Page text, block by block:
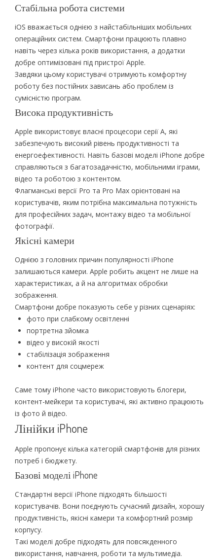
Стабільна робота системи
iOS вважається однією з найстабільніших мобільних
операційних систем. Смартфони працюють плавно
навіть через кілька років використання, а додатки
добре оптимізовані під пристрої Apple.
Завдяки цьому користувачі отримують комфортну
роботу без постійних зависань або проблем із
сумісністю програм.
Висока продуктивність
Apple використовує власні процесори серії A, які
забезпечують високий рівень продуктивності та
енергоефективності. Навіть базові моделі iPhone добре
справляються з багатозадачністю, мобільними іграми,
відео та роботою з контентом.
Флагманські версії Pro та Pro Max орієнтовані на
користувачів, яким потрібна максимальна потужність
для професійних задач, монтажу відео та мобільної
фотографії.
Якісні камери
Однією з головних причин популярності iPhone
залишаються камери. Apple робить акцент не лише на
характеристиках, а й на алгоритмах обробки
зображення.
Смартфони добре показують себе у різних сценаріях:
фото при слабкому освітленні
портретна зйомка
відео у високій якості
стабілізація зображення
контент для соцмереж
Саме тому iPhone часто використовують блогери,
контент-мейкери та користувачі, які активно працюють
із фото й відео.
Лінійки iPhone
Apple пропонує кілька категорій смартфонів для різних
потреб і бюджету.
Базові моделі iPhone
Стандартні версії iPhone підходять більшості
користувачів. Вони поєднують сучасний дизайн, хорошу
продуктивність, якісні камери та комфортний розмір
корпусу.
Такі моделі добре підходять для повсякденного
використання, навчання, роботи та мультимедіа.